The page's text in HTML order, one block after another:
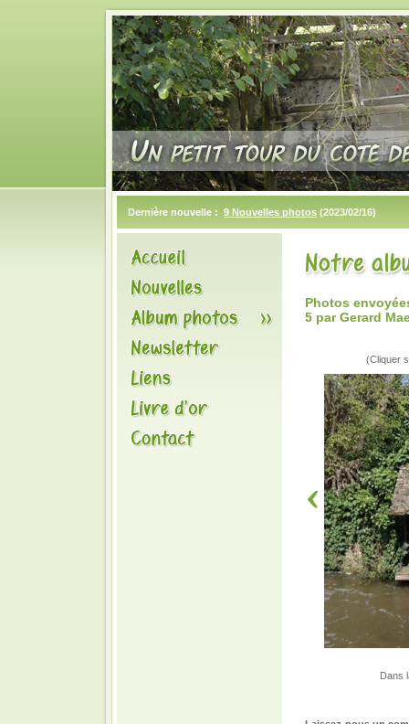
Dernière nouvelle : 9 Nouvelles photos (2023/02/16)
Photos
5 par Gerard
(Cliquer
Dans